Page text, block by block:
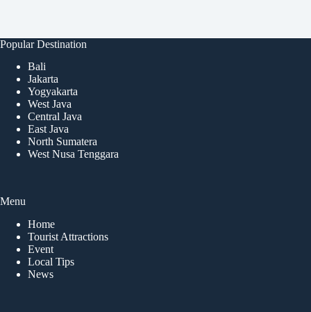
Popular Destination
Bali
Jakarta
Yogyakarta
West Java
Central Java
East Java
North Sumatera
West Nusa Tenggara
Menu
Home
Tourist Attractions
Event
Local Tips
News